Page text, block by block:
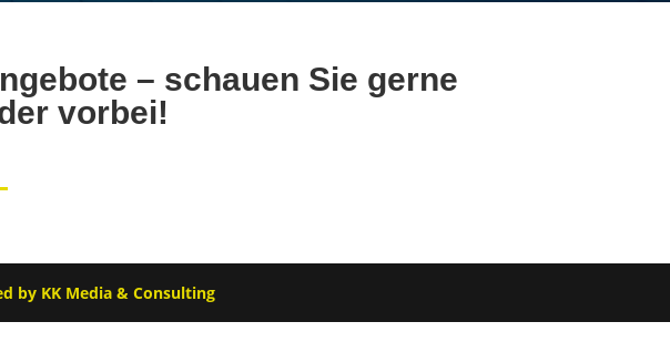
– schauen Sie gerne
vorbei!
by KK Media & Consulting